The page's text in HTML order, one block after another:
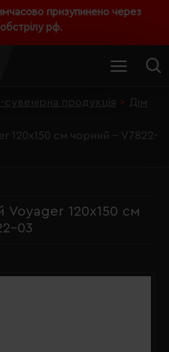
призупинено через
рф.
сувенірна продукція
Дім
120х150 см чорний - V7822-
Voyager 120х150 см
03